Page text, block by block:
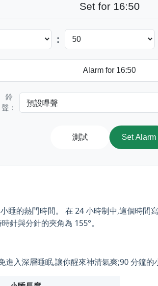
Set for 16:50
:
鈴
聲：
測試 Set Alarm
的熱門時間。 在 24 小時制中,這個時間
針與分針的夾角為 155°。
進入深層睡眠,讓你醒來神清氣爽;90 分鐘